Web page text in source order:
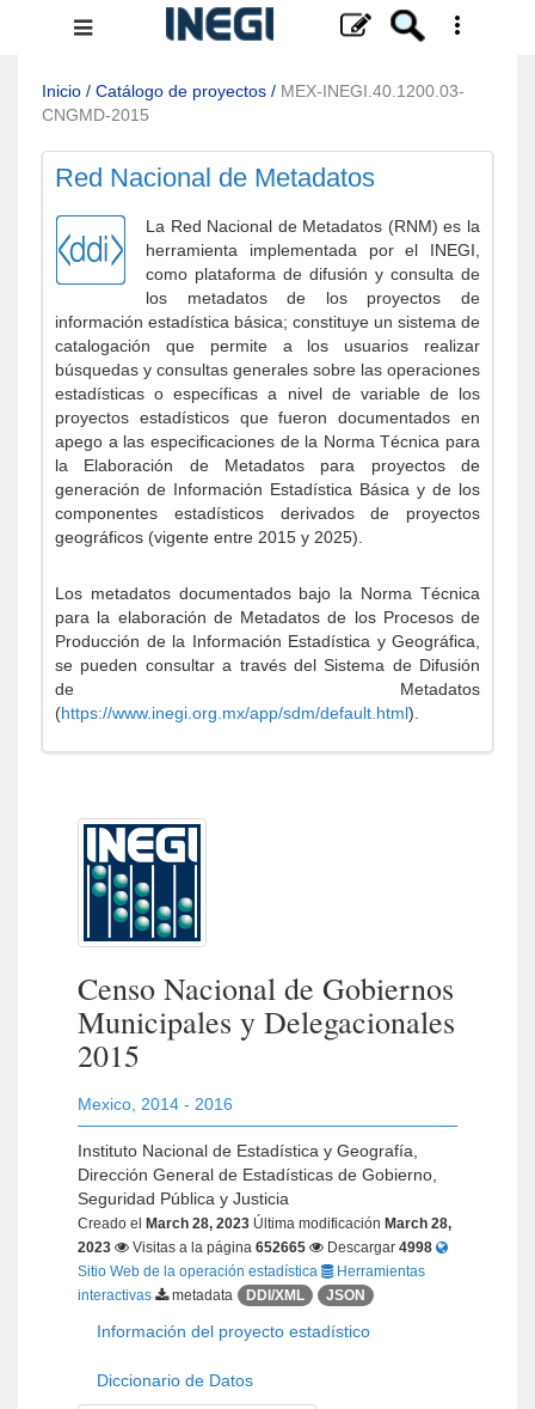
Menú
navegación
Inicio / Catálogo de proyectos / MEX-INEGI.40.1200.03-
CNGMD-2015
Red Nacional de Metadatos
La Red Nacional de Metadatos (RNM) es la
herramienta implementada por el INEGI,
como plataforma de difusión y consulta de
los metadatos de los proyectos de
información estadística básica; constituye un sistema de
catalogación que permite a los usuarios realizar
búsquedas y consultas generales sobre las operaciones
estadísticas o específicas a nivel de variable de los
proyectos estadísticos que fueron documentados en
apego a las especificaciones de la Norma Técnica para
la Elaboración de Metadatos para proyectos de
generación de Información Estadística Básica y de los
componentes estadísticos derivados de proyectos
geográficos (vigente entre 2015 y 2025).
Los metadatos documentados bajo la Norma Técnica
para la elaboración de Metadatos de los Procesos de
Producción de la Información Estadística y Geográfica,
se pueden consultar a través del Sistema de Difusión
de Metadatos
(https://www.inegi.org.mx/app/sdm/default.html).
Censo Nacional de Gobiernos
Municipales y Delegacionales
2015
Mexico 2014 - 2016
Instituto Nacional de Estadística y Geografía,
Dirección General de Estadísticas de Gobierno,
Seguridad Pública y Justicia
Creado el March 28, 2023 Última modificación March 28,
2023
Visitas a la página 652665 Descargar 4998
Sitio Web de la operación estadística
Herramientas
interactivas
metadata DDI/XML JSON
Información del proyecto estadístico
Diccionario de Datos